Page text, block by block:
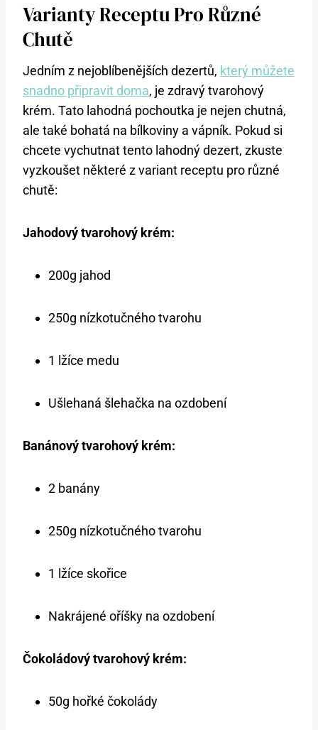
Varianty Receptu Pro Různé
Chutě
Jedním z nejoblíbenějších dezertů, který můžete
snadno připravit doma, je zdravý tvarohový
krém. Tato lahodná pochoutka je nejen chutná,
ale také bohatá na bílkoviny a vápník. Pokud si
chcete vychutnat tento lahodný dezert, zkuste
vyzkoušet některé z variant receptu pro různé
chutě:
Jahodový tvarohový krém:
200g jahod
250g nízkotučného tvarohu
1 lžíce medu
Ušlehaná šlehačka na ozdobení
Banánový tvarohový krém:
2 banány
250g nízkotučného tvarohu
1 lžíce skořice
Nakrájené oříšky na ozdobení
Čokoládový tvarohový krém:
50g hořké čokolády